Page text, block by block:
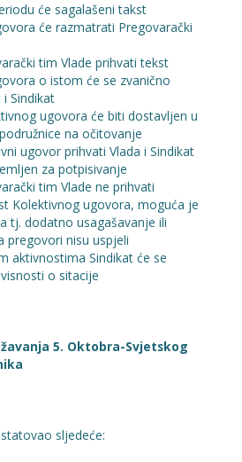
će sagalašeni takst
će razmatrati Pregovarački
tim Vlade prihvati tekst
o istom će se zvanično
Sindikat
ugovora će biti dostavljen u
na očitovanje
ugovor prihvati Vlada i Sindikat
za potpisivanje
tim Vlade ne prihvati
Kolektivnog ugovora, moguća je
tj. dodatno usagašavanje ili
pregovori nisu uspjeli
aktivnostima Sindikat će se
o sitacije
5. Oktobra-Svjetskog
sljedeće: